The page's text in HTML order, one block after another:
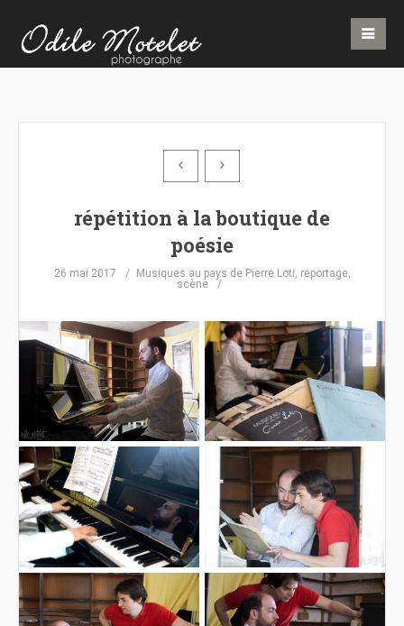
répétition à la boutique de
poésie
26 mai 2017 Musiques au pays de Pierre Loti, reportage,
scène